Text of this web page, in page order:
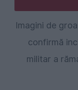
Imagini de
confirmă
militar a